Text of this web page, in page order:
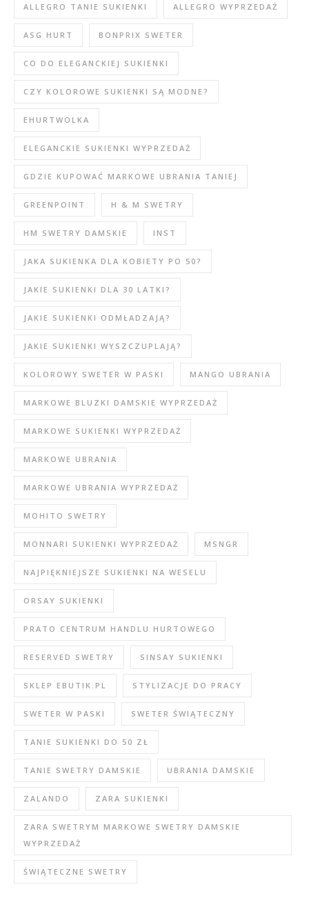
ALLEGRO TANIE SUKIENKI ALLEGRO WYPRZEDAŻ
ASG HURT BONPRIX SWETER
CO DO ELEGANCKIEJ SUKIENKI
CZY KOLOROWE SUKIENKI SĄ MODNE?
EHURTWOLKA
ELEGANCKIE SUKIENKI WYPRZEDAŻ
GDZIE KUPOWAĆ MARKOWE UBRANIA TANIEJ
GREENPOINT H & M SWETRY
HM SWETRY DAMSKIE INST
JAKA SUKIENKA DLA KOBIETY PO 50?
JAKIE SUKIENKI DLA 30 LATKI?
JAKIE SUKIENKI ODMŁADZAJĄ?
JAKIE SUKIENKI WYSZCZUPLAJĄ?
KOLOROWY SWETER W PASKI MANGO UBRANIA
MARKOWE BLUZKI DAMSKIE WYPRZEDAŻ
MARKOWE SUKIENKI WYPRZEDAŻ
MARKOWE UBRANIA
MARKOWE UBRANIA WYPRZEDAŻ
MOHITO SWETRY
MONNARI SUKIENKI WYPRZEDAŻ MSNGR
NAJPIĘKNIEJSZE SUKIENKI NA WESELU
ORSAY SUKIENKI
PRATO CENTRUM HANDLU HURTOWEGO
RESERVED SWETRY SINSAY SUKIENKI
SKLEP EBUTIK.PL STYLIZACJE DO PRACY
SWETER W PASKI SWETER ŚWIĄTECZNY
TANIE SUKIENKI DO 50 ZŁ
TANIE SWETRY DAMSKIE UBRANIA DAMSKIE
ZALANDO ZARA SUKIENKI
ZARA SWETRYM MARKOWE SWETRY DAMSKIE
WYPRZEDAŻ
ŚWIĄTECZNE SWETRY